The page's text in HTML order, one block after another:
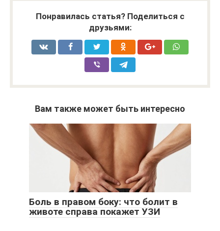
Понравилась статья? Поделиться с
друзьями:
Вам также может быть интересно
Боль в правом боку: что болит в
животе справа покажет УЗИ